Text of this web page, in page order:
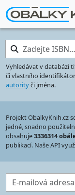
Zadejte ISBN…
Vyhledávat v databázi
či vlastního
autorityči jména.
Projekt ObalkyKnih.cz
jedné, snadno
obsahuje3336314
publikací. Naše API
E-mailová adresa